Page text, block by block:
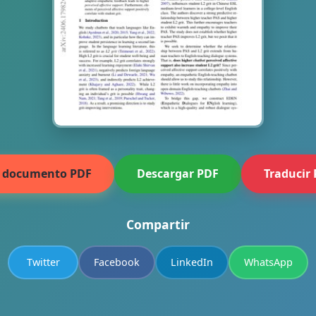
documento PDF Descargar PDF Traducir
Compartir
Twitter Facebook LinkedIn WhatsApp